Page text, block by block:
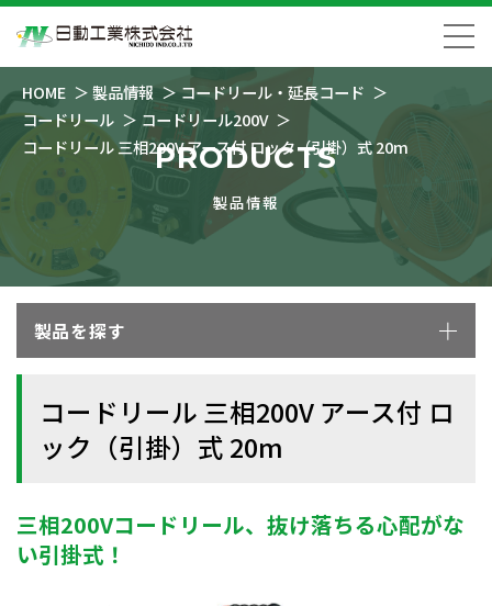
HOME 製品情報
コードリール・延長コード
コードリール
コードリール200V
コードリール 三相200V アース付 ロック（引掛）式 20m
PRODUCTS
製品情報
製品を探す
コードリール 三相200V アース付 ロ
ック（引掛）式 20m
三相200Vコードリール、抜け落ちる心配がな
い引掛式！